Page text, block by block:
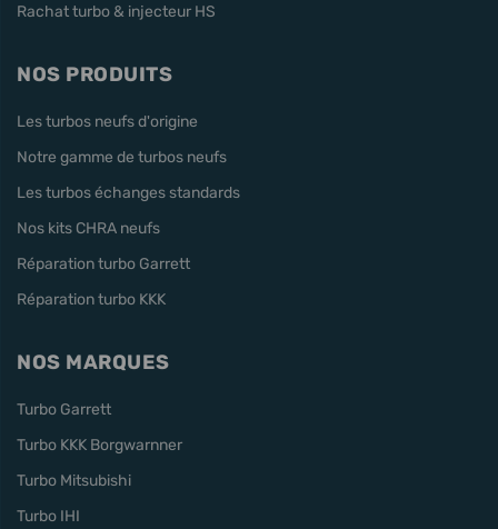
Rachat turbo & injecteur HS
NOS PRODUITS
Les turbos neufs d'origine
Notre gamme de turbos neufs
Les turbos échanges standards
Nos kits CHRA neufs
Réparation turbo Garrett
Réparation turbo KKK
NOS MARQUES
Turbo Garrett
Turbo KKK Borgwarnner
Turbo Mitsubishi
Turbo IHI